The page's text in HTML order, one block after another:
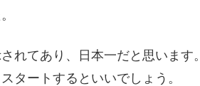
れてあり、日本一だと思います。
タートするといいでしょう。